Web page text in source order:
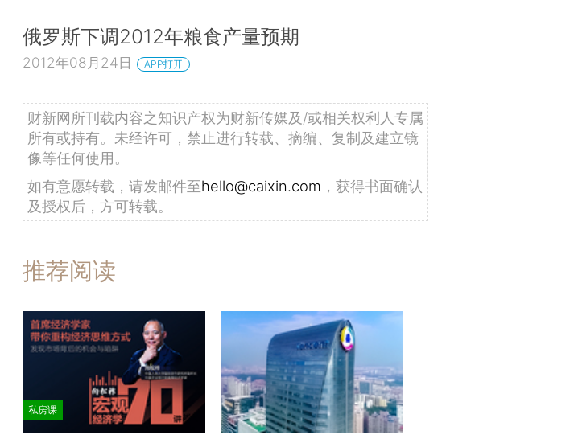
俄罗斯下调2012年粮食产量预期
2012年08月24日 APP打开
财新网所刊载内容之知识产权为财新传媒及/或相关权利人专属
所有或持有。未经许可，禁止进行转载、摘编、复制及建立镜
像等任何使用。
如有意愿转载，请发邮件至hello@caixin.com ，获得书面确认
及授权后，方可转载。
推荐阅读
私房课